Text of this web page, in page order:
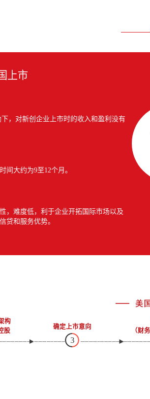
上市
，对新创企业上市时的收入和盈利没有
间大约为9至12个月。
，难度低，利于企业开拓国际市场以及
贷和服务优势。
构
股
确定上市意向
3
（财